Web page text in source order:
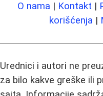
O nama | Kontakt |
korišćenja |
Urednici i autori ne
za bilo kakve greške ili